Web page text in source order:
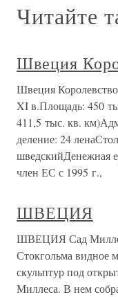
Читайте
Швеция
Швеция
XI в.Площадь: 450
411,5 тыс. кв.
деление: 24
шведскийДенежная
член ЕС с 1995 г.,
ШВЕЦИЯ
ШВЕЦИЯ Сад
Стокгольма видное
скульптур под
Миллеса. В нем